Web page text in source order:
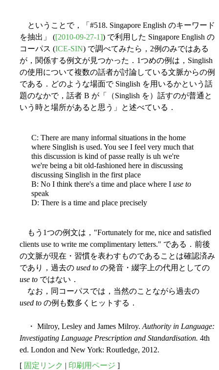
ということで，「#518. Singapore English のキーワード
を抽出」 ([2010-09-27-1]) で利用した Singapore English の
コーパス (ICE-SIN) で調べてみたら，2例のみではある
が，関係する例文が見つかった．1つめの例は，Singlish
の使用について複数の話者が討論している文脈からの例
である．どのような場面で Singlish を用いるかという話
題のなかで，話者 B が「（Singlish を）話すのが普通と
いう時と場所があると思う」と述べている．
C: There are many informal situations in the home
where Singlish is used. You see I feel very much that
this discussion is kind of passe really is uh we're
we're being a bit old-fashioned here in discussing
discussing Singlish in the first place
B: No I think there's a time and place where I use to
speak
D: There is a time and place precisely
もう1つの例文は，"Fortunately for me, nice and satisfied
clients use to write me complimentary letters." である．前後
の文脈が現在・習慣を表わすものであることは確認済み
であり，過去の used to の発音・綴字上の代用としての
use to ではない．
なお，同コーパスでは，当然のことながら過去の
used to の例も数多くヒットする．
・ Milroy, Lesley and James Milroy. Authority in Language:
Investigating Language Prescription and Standardisation. 4th
ed. London and New York: Routledge, 2012.
[ 固定リンク | 印刷用ページ ]